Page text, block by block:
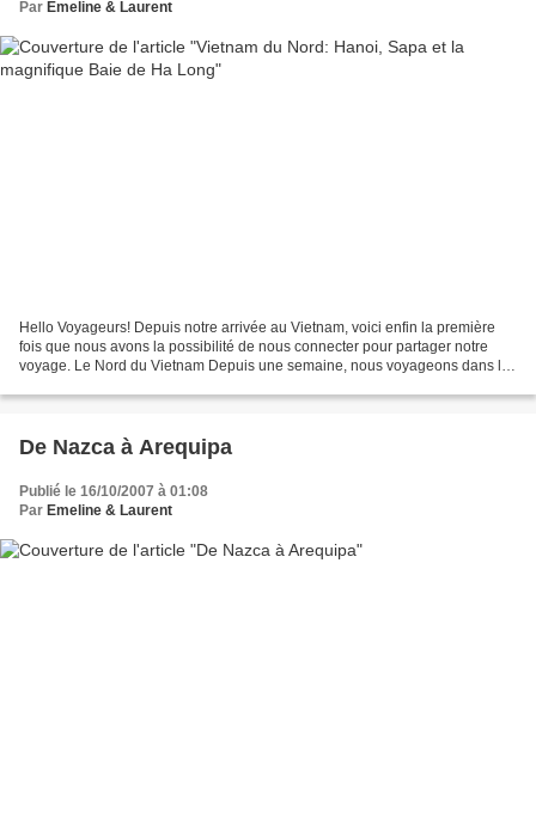
Par Emeline & Laurent
Hello Voyageurs! Depuis notre arrivée au Vietnam, voici enfin la première
fois que nous avons la possibilité de nous connecter pour partager notre
voyage. Le Nord du Vietnam Depuis une semaine, nous voyageons dans le
De Nazca à Arequipa
Publié le 16/10/2007 à 01:08
Par Emeline & Laurent